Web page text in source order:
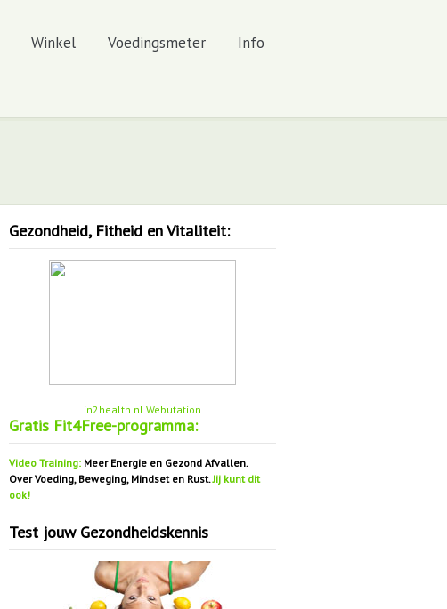
Winkel Voedingsmeter Info
Gezondheid, Fitheid en Vitaliteit:
in2health.nl Webutation
Gratis Fit4Free-programma:
Video Training: Meer Energie en Gezond Afvallen.
Over Voeding, Beweging, Mindset en Rust.Jij kunt dit
ook!
Test jouw Gezondheidskennis